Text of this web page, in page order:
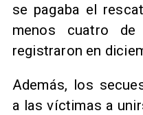
se pagaba el
menos cuatro
registraron en
Además, los
a las víctimas a